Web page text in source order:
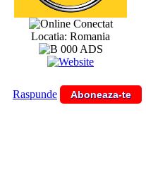
Conectat
Locatia: Romania
Raspunde Aboneaza-te